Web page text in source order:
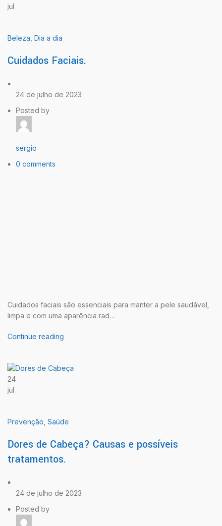
jul
Beleza Dia a dia
Cuidados Faciais.
24 de julho de 2023
Posted by
sergio
0 comments
Cuidados faciais são essenciais para manter a pele saudável,
limpa e com uma aparência rad…
Continue reading
24
jul
Prevenção Saúde
Dores de Cabeça? Causas e possíveis
tratamentos.
24 de julho de 2023
Posted by